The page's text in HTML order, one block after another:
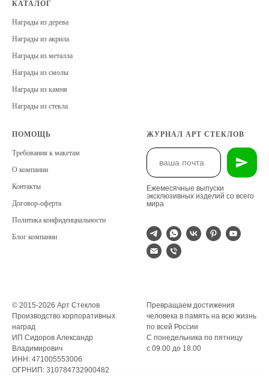
КАТАЛОГ
Награды из дерева
Награды из акрила
Награды из металла
Награды из смолы
Награды из камня
Награды из стекла
ПОМОЩЬ
Требования к макетам
О компании
Контакты
Договор-оферта
Политика конфиденциальности
Блог компании
ЖУРНАЛ АРТ СТЕКЛОВ
Ежемесячные выпуски
эксклюзивных изделий со всего
мира
© 2015-2026 Арт Стеклов
Производство корпоративных
наград
ИП Сидоров Александр
Владимирович
ИНН: 471005553006
ОГРНИП: 310784732900482
Превращаем достижения
человека в память на всю жизнь
по всей России
С понедельника по пятницу
с 09.00 до 18.00